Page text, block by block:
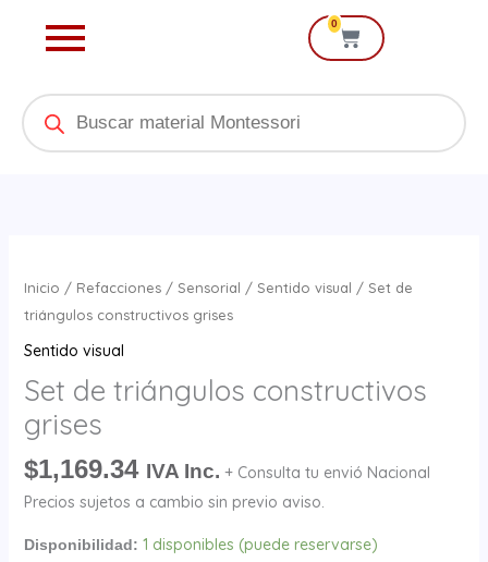
0
Cart
Products
search
Inicio / Refacciones/ Sensorial / Sentido visual / Set de
triángulos constructivos grises
Sentido visual
Set de triángulos constructivos
grises
$1,169.34 IVA Inc. + Consulta tu envió Nacional
Precios sujetos a cambio sin previo aviso.
Disponibilidad: 1 disponibles (puede reservarse)
de
triángulos
cantidad